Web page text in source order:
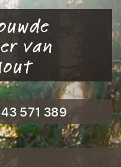
van
571 389